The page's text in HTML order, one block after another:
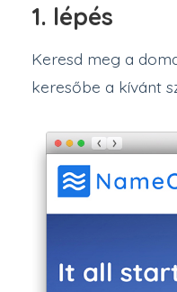
1. lépés
Keresd meg a
keresőbe a kívánt